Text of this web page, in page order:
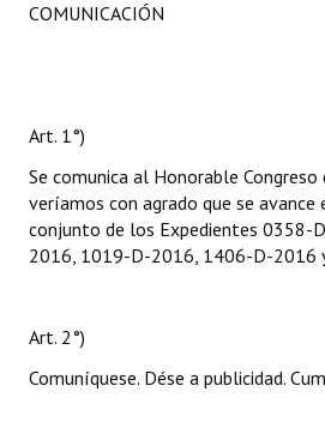
COMUNICACIÓN
Art. 1°)
Se comunica al Honorable Congreso
veríamos con agrado que se
conjunto de los Expedientes 0358-
2016, 1019-D-2016, 1406-D-2016
Art. 2°)
Comuníquese. Dése a publicidad.